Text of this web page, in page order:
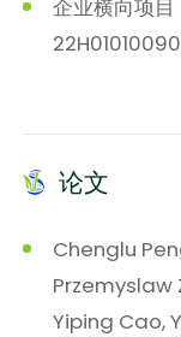
企业横向项目
论文
Chenglu
Przemyslaw
Yiping Cao,